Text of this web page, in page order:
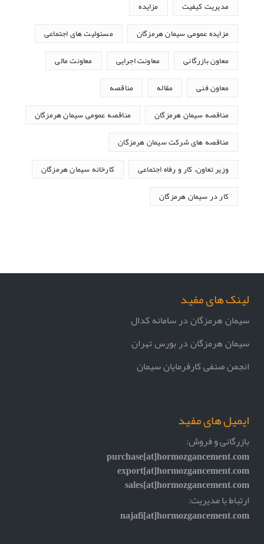
مدیریت کیفیت مزایده
مزایده عمومی سیمان هرمزگان مسئولیت های اجتماعی
معاون بازرگانی معاونت اجرایی معاونت مالی
معاون فنی مقاله مناقصه
مناقصه سیمان هرمزگان مناقصه عمومی سیمان هرمزگان
مناقصه های شرکت سیمان هرمزگان
وزیر تعاون، کار و رفاه اجتماعی کارخانه سیمان هرمزگان
کار در سیمان هرمزگان
لینک های مفید
سیمان هرمزگان در سامانه کدال
سیمان هرمزگان در بورس تهران
انجمن صنفی کارفرمایان سیمان
ایمیل های مفید
بازرگانی و فروش:
purchase[at]hormozgancement.com
export[at]hormozgancement.com
sales[at]hormozgancement.com
ارتباط با مدیریت:
najafi[at]hormozgancement.com